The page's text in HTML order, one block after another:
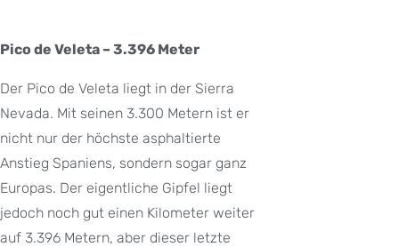
Pico de Veleta – 3.396 Meter
Der Pico de Veleta liegt in der Sierra
Nevada. Mit seinen 3.300 Metern ist er
nicht nur der höchste asphaltierte
Anstieg Spaniens, sondern sogar ganz
Europas. Der eigentliche Gipfel liegt
jedoch noch gut einen Kilometer weiter
auf 3.396 Metern, aber dieser letzte